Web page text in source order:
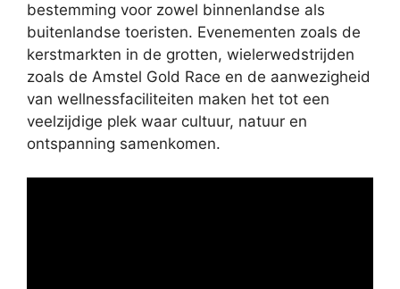
bestemming voor zowel binnenlandse als
buitenlandse toeristen. Evenementen zoals de
kerstmarkten in de grotten, wielerwedstrijden
zoals de Amstel Gold Race en de aanwezigheid
van wellnessfaciliteiten maken het tot een
veelzijdige plek waar cultuur, natuur en
ontspanning samenkomen.